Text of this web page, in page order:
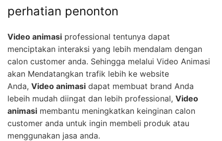
perhatian penonton
Video animasi professional tentunya dapat
menciptakan interaksi yang lebih mendalam dengan
calon customer anda. Sehingga melalui Video Animasi
akan Mendatangkan trafik lebih ke website
Anda, Video animasi dapat membuat brand Anda
lebeih mudah diingat dan lebih professional, Video
animasi membantu meningkatkan keinginan calon
customer anda untuk ingin membeli produk atau
menggunakan jasa anda.